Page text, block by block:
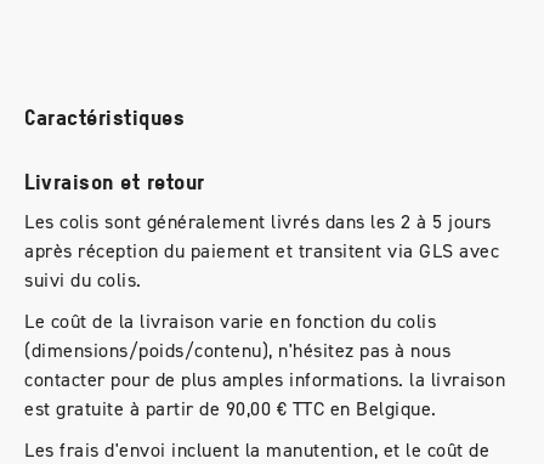
Caractéristiques
Livraison et retour
Les colis sont généralement livrés dans les 2 à 5 jours
après réception du paiement et transitent via GLS avec
suivi du colis.
Le coût de la livraison varie en fonction du colis
(dimensions/poids/contenu), n'hésitez pas à nous
contacter pour de plus amples informations. la livraison
est gratuite à partir de 90,00 € TTC en Belgique.
Les frais d'envoi incluent la manutention, et le coût de